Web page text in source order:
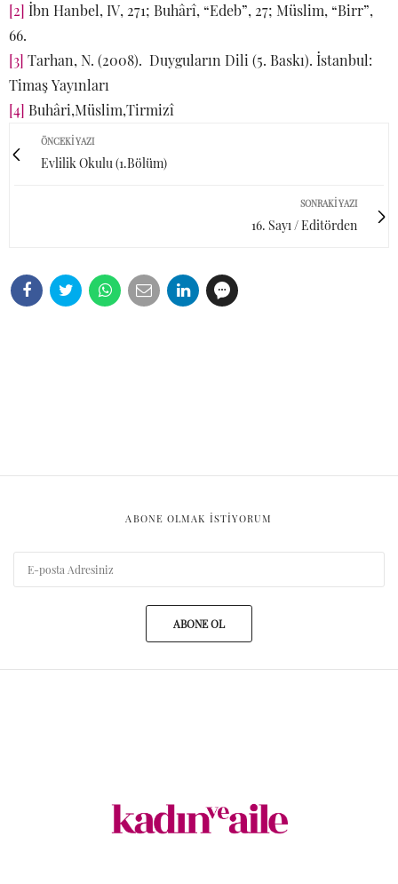
[2] İbn Hanbel, IV, 271; Buhârî, “Edeb”, 27; Müslim, “Birr”,
66.
[3] Tarhan, N. (2008). Duyguların Dili (5. Baskı). İstanbul:
Timaş Yayınları
[4] Buhâri,Müslim,Tirmizî
ÖNCEKI YAZI
Evlilik Okulu (1.Bölüm)
SONRAKI YAZI
16. Sayı / Editörden
ABONE OLMAK ISTIYORUM
ABONE OL